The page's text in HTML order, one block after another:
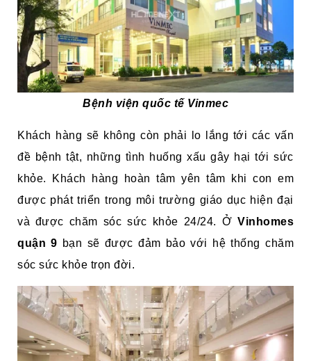
Bệnh viện quốc tế Vinmec
Khách hàng sẽ không còn phải lo lắng tới các vấn
đề bệnh tật, những tình huống xấu gây hại tới sức
khỏe. Khách hàng hoàn tâm yên tâm khi con em
được phát triển trong môi trường giáo dục hiện đại
và được chăm sóc sức khỏe 24/24. Ở Vinhomes
quận 9 bạn sẽ được đảm bảo với hệ thống chăm
sóc sức khỏe trọn đời.